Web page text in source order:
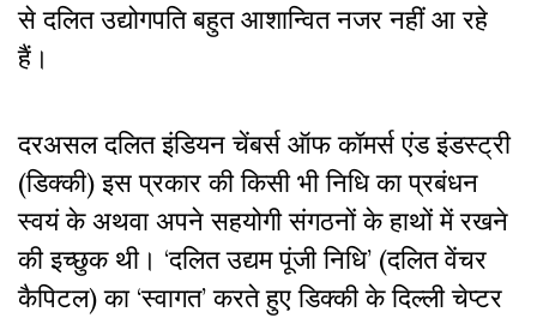
से दलित उद्योगपति बहुत आशान्वित नजर नहीं आ रहे
हैं।
दरअसल दलित इंडियन चेंबर्स ऑफ कॉमर्स एंड इंडस्ट्री
(डिक्की) इस प्रकार की किसी भी निधि का प्रबंधन
स्वयं के अथवा अपने सहयोगी संगठनों के हाथों में रखने
की इच्छुक थी। ‘दलित उद्यम पूंजी निधि’ (दलित वेंचर
कैपिटल) का ‘स्वागत’ करते हुए डिक्की के दिल्ली चेप्टर